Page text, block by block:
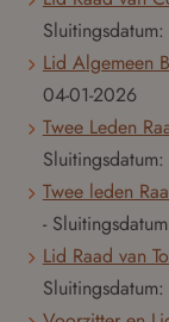
Sluitingsdatum:
Lid Algemeen
04-01-2026
Twee Leden
Sluitingsdatum:
Twee leden
-
Lid Raad van
Sluitingsdatum: